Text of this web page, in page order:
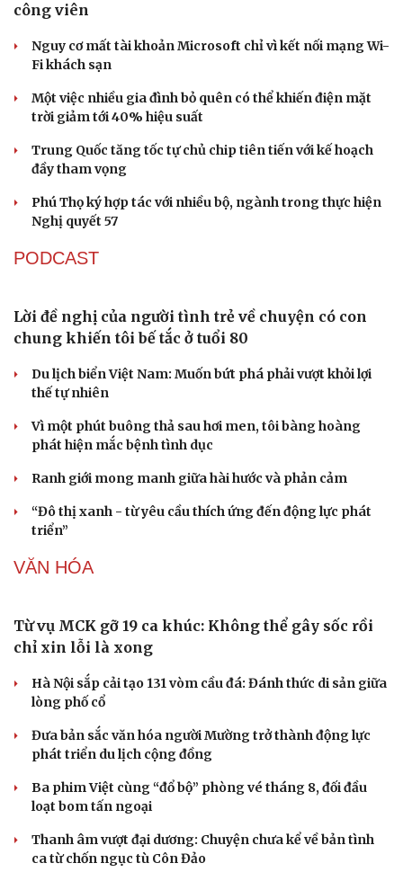
Văn hóa
Sân khấu - Điện ảnh
Văn học
Di sản
Nghệ sĩ
công viên
Nguy cơ mất tài khoản Microsoft chỉ vì kết nối mạng Wi-
Fi khách sạn
Một việc nhiều gia đình bỏ quên có thể khiến điện mặt
trời giảm tới 40% hiệu suất
Trung Quốc tăng tốc tự chủ chip tiên tiến với kế hoạch
đầy tham vọng
Phú Thọ ký hợp tác với nhiều bộ, ngành trong thực hiện
Nghị quyết 57
PODCAST
Lời đề nghị của người tình trẻ về chuyện có con
chung khiến tôi bế tắc ở tuổi 80
Du lịch biển Việt Nam: Muốn bứt phá phải vượt khỏi lợi
thế tự nhiên
Vì một phút buông thả sau hơi men, tôi bàng hoàng
phát hiện mắc bệnh tình dục
Ranh giới mong manh giữa hài hước và phản cảm
“Đô thị xanh - từ yêu cầu thích ứng đến động lực phát
triển”
VĂN HÓA
Từ vụ MCK gỡ 19 ca khúc: Không thể gây sốc rồi
chỉ xin lỗi là xong
Hà Nội sắp cải tạo 131 vòm cầu đá: Đánh thức di sản giữa
lòng phố cổ
Đưa bản sắc văn hóa người Mường trở thành động lực
phát triển du lịch cộng đồng
Ba phim Việt cùng “đổ bộ” phòng vé tháng 8, đối đầu
loạt bom tấn ngoại
Thanh âm vượt đại dương: Chuyện chưa kể về bản tình
ca từ chốn ngục tù Côn Đảo